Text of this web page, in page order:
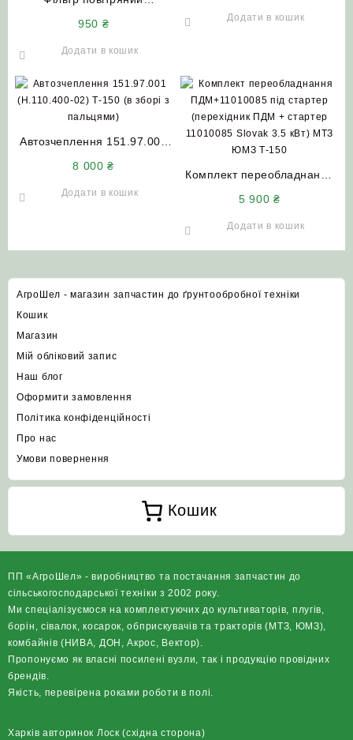
(комплект) до комбайнів
Т-150 (з двигуном ЯМЗ)
950 ₴
Додати в кошик
МТЗ ЮМЗ Т-40 Т-150
Додати в кошик
Автозчеплення 151.97.001
8 000₴
Додати в кошик
Комплект переобладнання
11010085 Slovak 3.5 кВт)
5 900₴
Додати в кошик
АгроШел - магазин запчастин до ґрунтообробної техніки
Кошик
Магазин
Мій обліковий запис
Наш блог
Оформити замовлення
Політика конфіденційності
Про нас
Умови повернення
Кошик
ПП «АгроШел» - виробництво та постачання запчастин до
сільськогосподарської техніки з 2002 року.
Ми спеціалізуємося на комплектуючих до культиваторів, плугів,
борін, сівалок, косарок, обприскувачів та тракторів (МТЗ, ЮМЗ),
комбайнів (НИВА, ДОН, Акрос, Вектор).
Пропонуємо як власні посилені вузли, так і продукцію провідних
брендів.
Якість, перевірена роками роботи в полі.
Харків авторинок Лоск (східна сторона)